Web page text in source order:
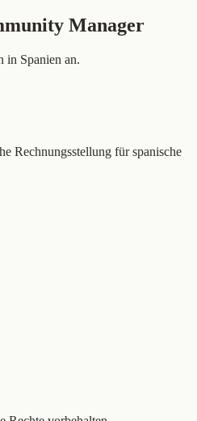
Manager
in Spanien an.
Rechnungsstellung für spanische